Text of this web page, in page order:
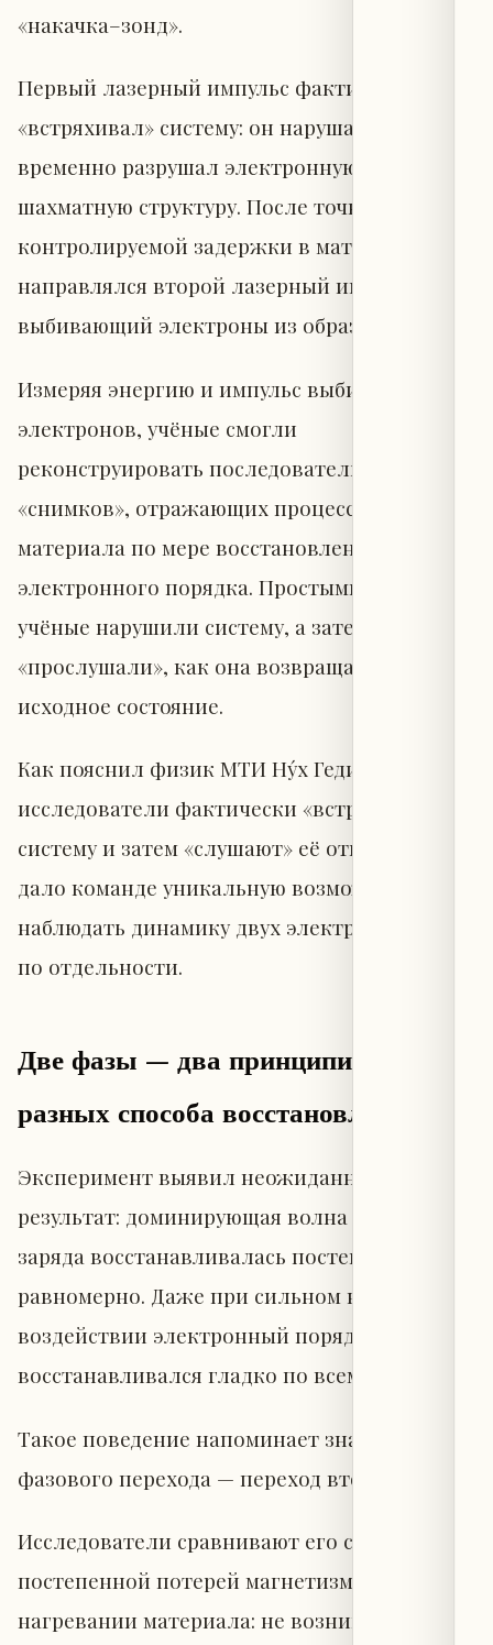
«накачка–зонд».
Первый лазерный импульс фактически
«встряхивал» систему: он нарушал или
временно разрушал электронную
шахматную структуру. После точно
контролируемой задержки в материал
направлялся второй лазерный импульс,
выбивающий электроны из образца.
Измеряя энергию и импульс выбитых
электронов, учёные смогли
реконструировать последовательность
«снимков», отражающих процессы внутри
материала по мере восстановления
электронного порядка. Простыми словами,
учёные нарушили систему, а затем
«прослушали», как она возвращается в
исходное состояние.
Как пояснил физик МТИ Ну́х Гедик,
исследователи фактически «встряхивают»
систему и затем «слушают» её отклик. Это
дало команде уникальную возможность —
наблюдать динамику двух электронных фаз
по отдельности.
Две фазы — два принципиально
разных способа восстановления
Эксперимент выявил неожиданный
результат: доминирующая волна плотности
заряда восстанавливалась постепенно и
равномерно. Даже при сильном внешнем
воздействии электронный порядок
восстанавливался гладко по всему образцу.
Такое поведение напоминает знакомый тип
фазового перехода — переход второго рода.
Исследователи сравнивают его с
постепенной потерей магнетизма при
нагревании материала: не возникают